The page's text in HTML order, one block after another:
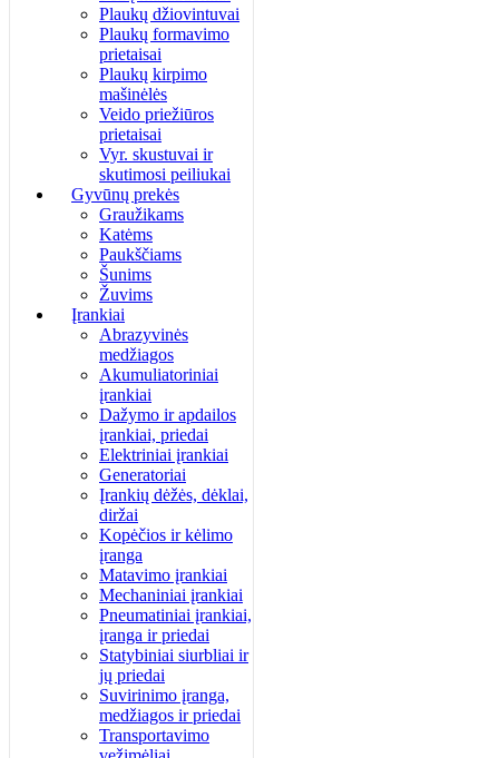
Plaukų džiovintuvai
Plaukų formavimo
prietaisai
Plaukų kirpimo
mašinėlės
Veido priežiūros
prietaisai
Vyr. skustuvai ir
skutimosi peiliukai
Gyvūnų prekės
Graužikams
Katėms
Paukščiams
Šunims
Žuvims
Įrankiai
Abrazyvinės
medžiagos
Akumuliatoriniai
įrankiai
Dažymo ir apdailos
įrankiai, priedai
Elektriniai įrankiai
Generatoriai
Įrankių dėžės, dėklai,
diržai
Kopėčios ir kėlimo
įranga
Matavimo įrankiai
Mechaniniai įrankiai
Pneumatiniai įrankiai,
įranga ir priedai
Statybiniai siurbliai ir
jų priedai
Suvirinimo įranga,
medžiagos ir priedai
Transportavimo